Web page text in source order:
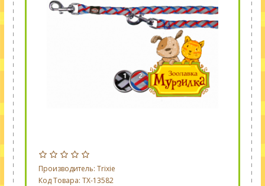
Производитель: Trixie
Код Товара: TX-13582